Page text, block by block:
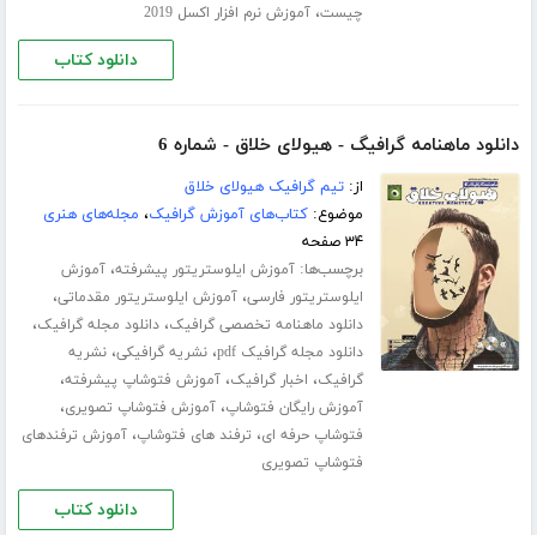
چیست،آموزش نرم افزار اکسل 2019
دانلود کتاب
دانلود ماهنامه گرافیگ - هیولای خلاق - شماره 6
از:تیم گرافیک هیولای خلاق
موضوع:کتاب‌های آموزش گرافیک، مجله‌های هنری
۳۴ صفحه
برچسب‌ها:آموزش ایلوستریتور پیشرفته،آموزش
ایلوستریتور فارسی،آموزش ایلوستریتور مقدماتی،
دانلود ماهنامه تخصصی گرافیک،دانلود مجله گرافیک،
دانلود مجله گرافیک pdf ،نشریه گرافیکی،نشریه
گرافیک، اخبار گرافیک،آموزش فتوشاپ پیشرفته،
آموزش رایگان فتوشاپ،آموزش فتوشاپ تصویری،
فتوشاپ حرفه ای، ترفند های فتوشاپ،آموزش ترفندهای
فتوشاپ تصویری
دانلود کتاب